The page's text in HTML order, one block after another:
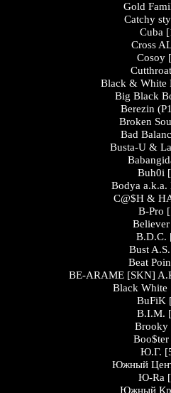
Gold
Catchy
Cuba
Cross AL
Cosoy
Cutthroat
Black & White
Big Black
Berezin
Broken
Bad
Busta-U &
Buh0i
Bodya a.k.a.
C@$H &
B-Pro
Believer
B.D.C.
Bust
Beat
BE-ARAME [SKN]
Black White
BuFiK
B.I.M.
Brooky
Boo$ter
Ю.Г.
Южный
Ю-Ra
Южный